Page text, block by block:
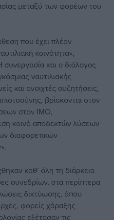
μεταξύ των φορέων του
που έχει πλέον
κοινότητα»,
και ο διάλογος
ναυτιλιακής
και ανοιχτές συζητήσεις,
βρίσκονται στον
στον IMO,
κοινά αποδεκτών λύσεων
διαφορετικών
καθ’ όλη τη διάρκεια
συνεδρίων, στα περίπτερα
δικτύωσης, όπου
φορείς χάραξης
εξέτασαν τις